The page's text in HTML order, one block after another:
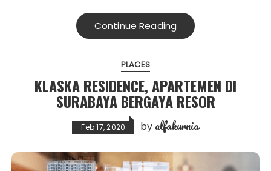
Continue Reading
PLACES
KLASKA RESIDENCE, APARTEMEN DI
SURABAYA BERGAYA RESOR
Feb 17, 2020 by alfakurnia